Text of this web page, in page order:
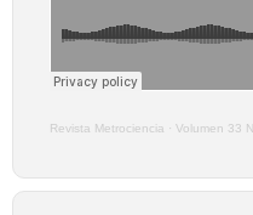
Revista Metrociencia · Volumen 33